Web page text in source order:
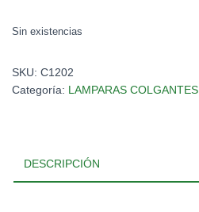
Sin existencias
SKU: C1202
Categoría: LAMPARAS COLGANTES
DESCRIPCIÓN